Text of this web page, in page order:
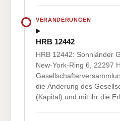
VERÄNDERUNGEN
HRB 12442
HRB 12442: Sonnländer
New-York-Ring 6, 22297
die Änderung des
(Kapital) und mit ihr die